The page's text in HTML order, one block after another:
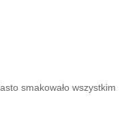
smakowało wszystkim